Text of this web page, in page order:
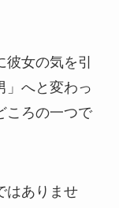
女の気を引
」へと変わっ
ころの一つで
はありませ